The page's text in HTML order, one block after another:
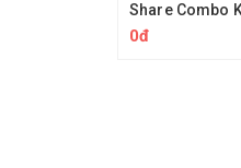
0đ